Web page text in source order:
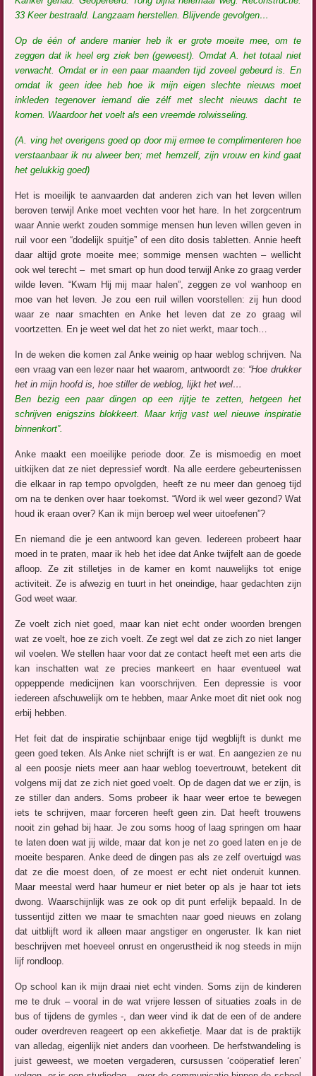
33 Keer bestraald. Langzaam herstellen. Blijvende gevolgen…
Op de één of andere manier heb ik er grote moeite mee, om te
zeggen dat ik heel erg ziek ben (geweest). Omdat A. het totaal niet
verwacht. Omdat er in een paar maanden tijd zoveel gebeurd is. En
omdat ik geen idee heb hoe ik mijn eigen slechte nieuws moet
inkleden tegenover iemand die zélf met slecht nieuws dacht te
komen. Waardoor het voelt als een vreemde rolwisseling.
(A. ving het overigens goed op door mij ermee te complimenteren hoe
verstaanbaar ik nu alweer ben; met hemzelf, zijn vrouw en kind gaat
het gelukkig goed)
Het is moeilijk te aanvaarden dat anderen zich van het leven willen
beroven terwijl Anke moet vechten voor het hare. In het zorgcentrum
waar Annie werkt zouden sommige mensen hun leven willen geven in
ruil voor een “dodelijk spuitje” of een dito dosis tabletten. Annie heeft
daar altijd grote moeite mee; sommige mensen wachten – wellicht
ook wel terecht – met smart op hun dood terwijl Anke zo graag verder
wilde leven. “Kwam Hij mij maar halen”, zeggen ze vol wanhoop en
moe van het leven. Je zou een ruil willen voorstellen: zij hun dood
waar ze naar smachten en Anke het leven dat ze zo graag wil
voortzetten. En je weet wel dat het zo niet werkt, maar toch…
In de weken die komen zal Anke weinig op haar weblog schrijven. Na
een vraag van een lezer naar het waarom, antwoordt ze: “Hoe drukker
het in mijn hoofd is, hoe stiller de weblog, lijkt het wel…
Ben bezig een paar dingen op een rijtje te zetten, hetgeen het
schrijven enigszins blokkeert. Maar krijg vast wel nieuwe inspiratie
binnenkort”.
Anke maakt een moeilijke periode door. Ze is mismoedig en moet
uitkijken dat ze niet depressief wordt. Na alle eerdere gebeurtenissen
die elkaar in rap tempo opvolgden, heeft ze nu meer dan genoeg tijd
om na te denken over haar toekomst. “Word ik wel weer gezond? Wat
houd ik eraan over? Kan ik mijn beroep wel weer uitoefenen”?
En niemand die je een antwoord kan geven. Iedereen probeert haar
moed in te praten, maar ik heb het idee dat Anke twijfelt aan de goede
afloop. Ze zit stilletjes in de kamer en komt nauwelijks tot enige
activiteit. Ze is afwezig en tuurt in het oneindige, haar gedachten zijn
God weet waar.
Ze voelt zich niet goed, maar kan niet echt onder woorden brengen
wat ze voelt, hoe ze zich voelt. Ze zegt wel dat ze zich zo niet langer
wil voelen. We stellen haar voor dat ze contact heeft met een arts die
kan inschatten wat ze precies mankeert en haar eventueel wat
oppeppende medicijnen kan voorschrijven. Een depressie is voor
iedereen afschuwelijk om te hebben, maar Anke moet dit niet ook nog
erbij hebben.
Het feit dat de inspiratie schijnbaar enige tijd wegblijft is dunkt me
geen goed teken. Als Anke niet schrijft is er wat. En aangezien ze nu
al een poosje niets meer aan haar weblog toevertrouwt, betekent dit
volgens mij dat ze zich niet goed voelt. Op de dagen dat we er zijn, is
ze stiller dan anders. Soms probeer ik haar weer ertoe te bewegen
iets te schrijven, maar forceren heeft geen zin. Dat heeft trouwens
nooit zin gehad bij haar. Je zou soms hoog of laag springen om haar
te laten doen wat jij wilde, maar dat kon je net zo goed laten en je de
moeite besparen. Anke deed de dingen pas als ze zelf overtuigd was
dat ze die moest doen, of ze moest er echt niet onderuit kunnen.
Maar meestal werd haar humeur er niet beter op als je haar tot iets
dwong. Waarschijnlijk was ze ook op dit punt erfelijk bepaald. In de
tussentijd zitten we maar te smachten naar goed nieuws en zolang
dat uitblijft word ik alleen maar angstiger en ongeruster. Ik kan niet
beschrijven met hoeveel onrust en ongerustheid ik nog steeds in mijn
lijf rondloop.
Op school kan ik mijn draai niet echt vinden. Soms zijn de kinderen
me te druk – vooral in de wat vrijere lessen of situaties zoals in de
bus of tijdens de gymles -, dan weer vind ik dat de een of de andere
ouder overdreven reageert op een akkefietje. Maar dat is de praktijk
van alledag, eigenlijk niet anders dan voorheen. De herfstwandeling is
juist geweest, we moeten vergaderen, cursussen ‘coöperatief leren’